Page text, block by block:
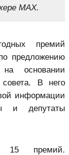
MAX.
премий
предложению
основании
совета. В него
информации
и депутаты
15 премий.